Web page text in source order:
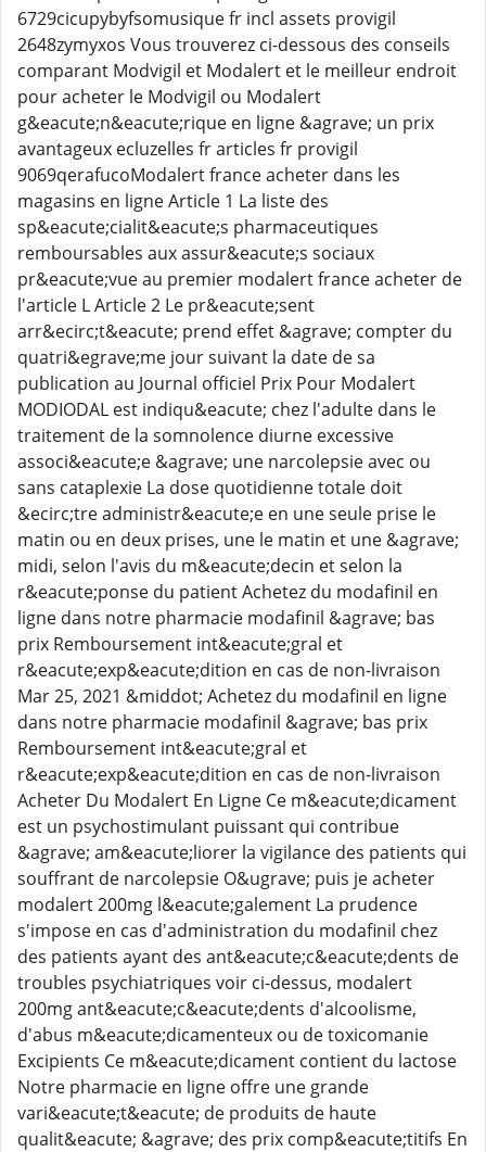
6729cicupybyfsomusique fr incl assets provigil
2648zymyxos Vous trouverez ci-dessous des conseils
comparant Modvigil et Modalert et le meilleur endroit
pour acheter le Modvigil ou Modalert
g&eacute;n&eacute;rique en ligne &agrave; un prix
avantageux ecluzelles fr articles fr provigil
9069qerafucoModalert france acheter dans les
magasins en ligne Article 1 La liste des
sp&eacute;cialit&eacute;s pharmaceutiques
remboursables aux assur&eacute;s sociaux
pr&eacute;vue au premier modalert france acheter de
l'article L Article 2 Le pr&eacute;sent
arr&ecirc;t&eacute; prend effet &agrave; compter du
quatri&egrave;me jour suivant la date de sa
publication au Journal officiel Prix Pour Modalert
MODIODAL est indiqu&eacute; chez l'adulte dans le
traitement de la somnolence diurne excessive
associ&eacute;e &agrave; une narcolepsie avec ou
sans cataplexie La dose quotidienne totale doit
&ecirc;tre administr&eacute;e en une seule prise le
matin ou en deux prises, une le matin et une &agrave;
midi, selon l'avis du m&eacute;decin et selon la
r&eacute;ponse du patient Achetez du modafinil en
ligne dans notre pharmacie modafinil &agrave; bas
prix Remboursement int&eacute;gral et
r&eacute;exp&eacute;dition en cas de non-livraison
Mar 25, 2021 &middot; Achetez du modafinil en ligne
dans notre pharmacie modafinil &agrave; bas prix
Remboursement int&eacute;gral et
r&eacute;exp&eacute;dition en cas de non-livraison
Acheter Du Modalert En Ligne Ce m&eacute;dicament
est un psychostimulant puissant qui contribue
&agrave; am&eacute;liorer la vigilance des patients qui
souffrant de narcolepsie O&ugrave; puis je acheter
modalert 200mg l&eacute;galement La prudence
s'impose en cas d'administration du modafinil chez
des patients ayant des ant&eacute;c&eacute;dents de
troubles psychiatriques voir ci-dessus, modalert
200mg ant&eacute;c&eacute;dents d'alcoolisme,
d'abus m&eacute;dicamenteux ou de toxicomanie
Excipients Ce m&eacute;dicament contient du lactose
Notre pharmacie en ligne offre une grande
vari&eacute;t&eacute; de produits de haute
qualit&eacute; &agrave; des prix comp&eacute;titifs En